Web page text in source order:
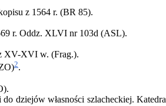
z 1564 r. (BR 85).
r. Oddz. XLVI nr 103d (ASL).
XV-XVI w. (Frag.).
2.
dziejów własności szlacheckiej. Katedra